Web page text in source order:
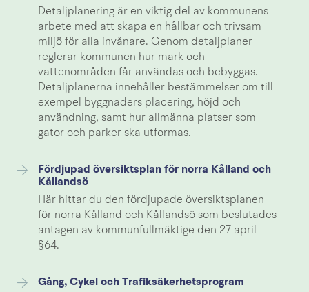
Detaljplanering är en viktig del av kommunens
arbete med att skapa en hållbar och trivsam
miljö för alla invånare. Genom detaljplaner
reglerar kommunen hur mark och
vattenområden får användas och bebyggas.
Detaljplanerna innehåller bestämmelser om till
exempel byggnaders placering, höjd och
användning, samt hur allmänna platser som
gator och parker ska utformas.
Fördjupad översiktsplan för norra Kålland och
Kållandsö
Här hittar du den fördjupade översiktsplanen
för norra Kålland och Kållandsö som beslutades
antagen av kommunfullmäktige den 27 april
§64.
Gång, Cykel och Trafiksäkerhetsprogram